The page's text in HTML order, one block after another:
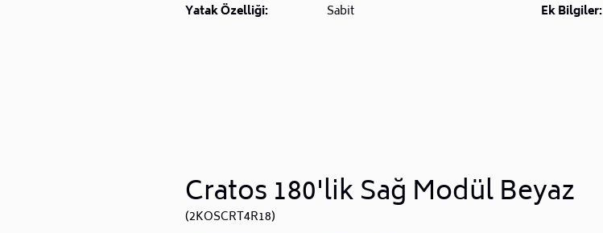
Yatak Özelliği:
Sabit Ek Bilgiler:
Cratos 180'lik Sağ Modül Beyaz
(2KOSCRT4R18)